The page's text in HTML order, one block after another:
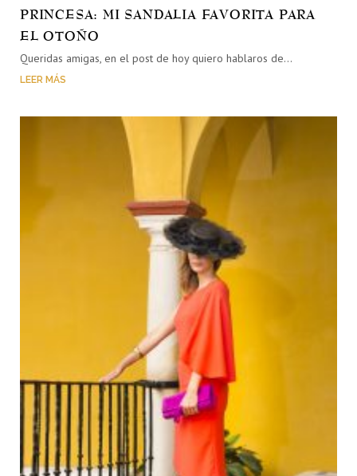
PRINCESA: MI SANDALIA FAVORITA PARA
EL OTOÑO
Queridas amigas, en el post de hoy quiero hablaros de…
LEER MÁS